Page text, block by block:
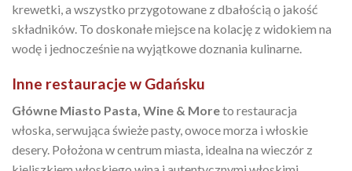
krewetki, a wszystko przygotowane z dbałością o jakość
składników. To doskonałe miejsce na kolację z widokiem na
wodę i jednocześnie na wyjątkowe doznania kulinarne.
Inne restauracje w Gdańsku
Główne Miasto Pasta, Wine & Moreto restauracja
włoska, serwująca świeże pasty, owoce morza i włoskie
desery. Położona w centrum miasta, idealna na wieczór z